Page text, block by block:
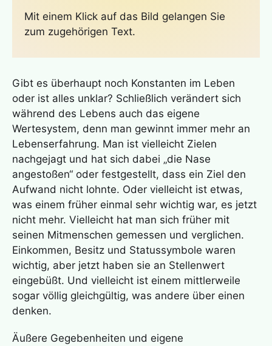
Mit einem Klick auf das Bild gelangen Sie
zum zugehörigen Text.
Gibt es überhaupt noch Konstanten im Leben
oder ist alles unklar? Schließlich verändert sich
während des Lebens auch das eigene
Wertesystem, denn man gewinnt immer mehr an
Lebenserfahrung. Man ist vielleicht Zielen
nachgejagt und hat sich dabei „die Nase
angestoßen“ oder festgestellt, dass ein Ziel den
Aufwand nicht lohnte. Oder vielleicht ist etwas,
was einem früher einmal sehr wichtig war, es jetzt
nicht mehr. Vielleicht hat man sich früher mit
seinen Mitmenschen gemessen und verglichen.
Einkommen, Besitz und Statussymbole waren
wichtig, aber jetzt haben sie an Stellenwert
eingebüßt. Und vielleicht ist einem mittlerweile
sogar völlig gleichgültig, was andere über einen
denken.
Äußere Gegebenheiten und eigene